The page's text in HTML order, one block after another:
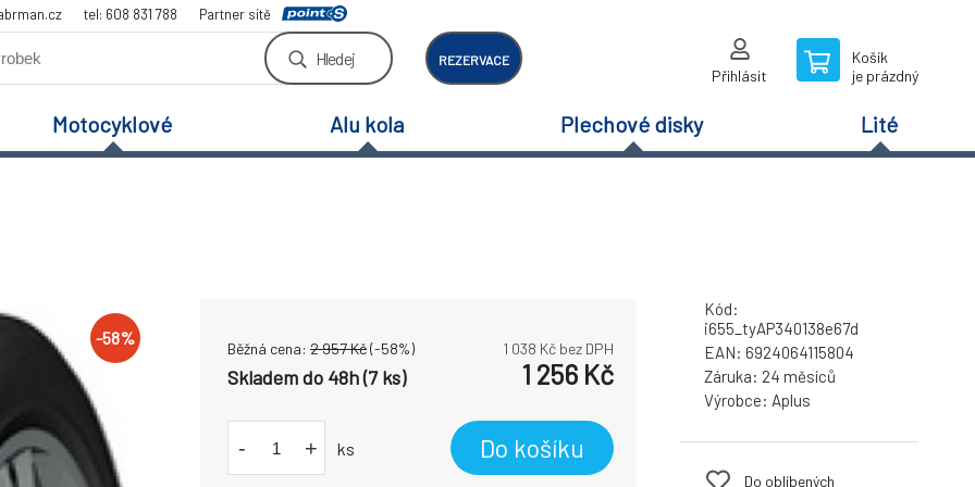
tel: 608 831 788 Partner sítě
Hledej REZERVACE
Přihlásit
Košík
je prázdný
Motocyklové Alu kola Plechové disky Lité
-58%
Běžná cena: 2 957Kč(-58%) 1 038 Kč bez DPH
Skladem do 48h (7 ks) 1 256 Kč
- + ks Do košíku
Kód:
i655_tyAP340138e67d
EAN: 6924064115804
Záruka: 24 měsíců
Výrobce: Aplus
Do oblíbených